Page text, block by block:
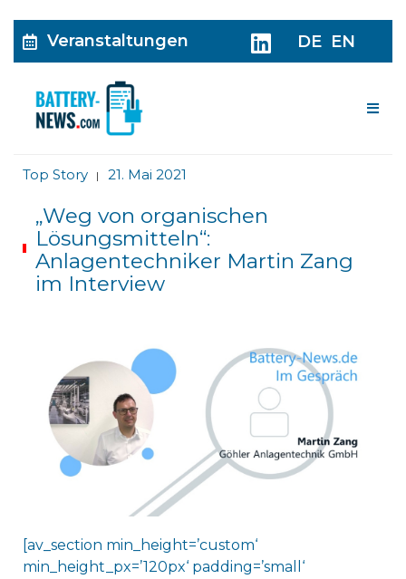
Veranstaltungen DE EN
Top Story | 21. Mai 2021
„Weg von organischen
Lösungsmitteln“:
Anlagentechniker Martin Zang
im Interview
[av_section min_height=’custom‘
min_height_px=’120px‘ padding=’small‘